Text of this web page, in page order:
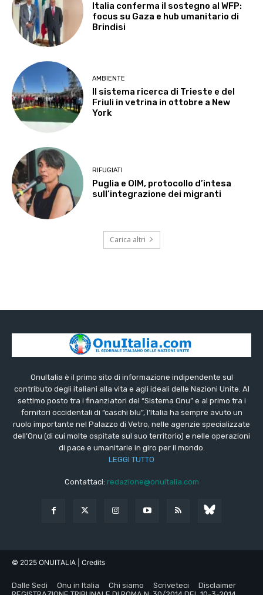
Italia conferma il sostegno al WFP:
focus su Gaza e hub umanitario di
Brindisi
AMBIENTE
Il sistema ricerca di Trieste e del
Friuli in vetrina in ottobre a New
York
RIFUGIATI
Puglia e OIM, protocollo d’intesa
sull’integrazione dei migranti
Carica altri
OnuItalia è il primo sito di informazione indipendente sul
contributo degli italiani alla vita e agli ideali delle Nazioni Unite. Al
settimo posto tra i finanziatori del “Sistema Onu” e al primo tra i
fornitori occidentali di “caschi blu”, l’Italia ha sempre avuto un
ruolo importante nel Palazzo di Vetro, nelle agenzie specializzate
dell’Onu (di cui molte ospitate sul suo territorio) e nelle operazioni
di pace e umanitarie in giro per il mondo.
LEGGI TUTTO
Contattaci: redazione@onuitalia.com
© 2025 ONUITALIA | Credits
Dalle Sedi Onu in Italia Chi siamo Scriveteci
Disclaimer